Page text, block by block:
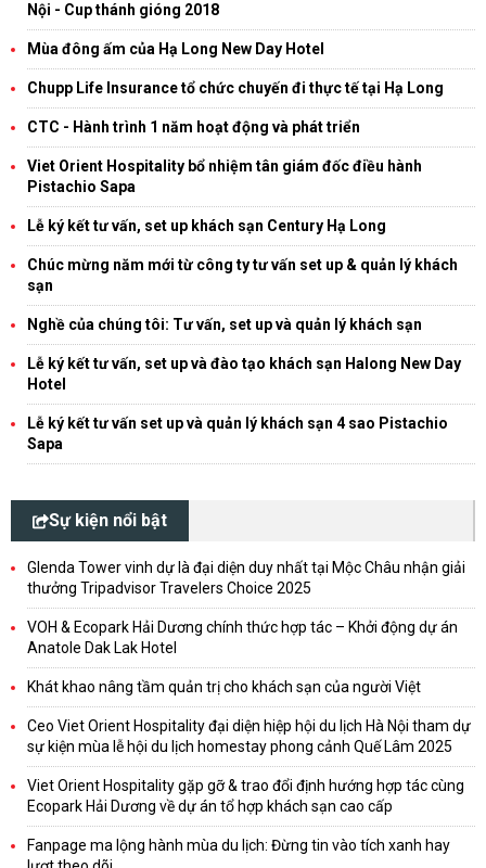
Nội - Cup thánh gióng 2018
Mùa đông ấm của Hạ Long New Day Hotel
Chupp Life Insurance tổ chức chuyến đi thực tế tại Hạ Long
CTC - Hành trình 1 năm hoạt động và phát triển
Viet Orient Hospitality bổ nhiệm tân giám đốc điều hành
Pistachio Sapa
Lễ ký kết tư vấn, set up khách sạn Century Hạ Long
Chúc mừng năm mới từ công ty tư vấn set up & quản lý khách
sạn
Nghề của chúng tôi: Tư vấn, set up và quản lý khách sạn
Lễ ký kết tư vấn, set up và đào tạo khách sạn Halong New Day
Hotel
Lễ ký kết tư vấn set up và quản lý khách sạn 4 sao Pistachio
Sapa
Sự kiện nổi bật
Glenda Tower vinh dự là đại diện duy nhất tại Mộc Châu nhận giải
thưởng Tripadvisor Travelers Choice 2025
VOH & Ecopark Hải Dương chính thức hợp tác – Khởi động dự án
Anatole Dak Lak Hotel
Khát khao nâng tầm quản trị cho khách sạn của người Việt
Ceo Viet Orient Hospitality đại diện hiệp hội du lịch Hà Nội tham dự
sự kiện mùa lễ hội du lịch homestay phong cảnh Quế Lâm 2025
Viet Orient Hospitality gặp gỡ & trao đổi định hướng hợp tác cùng
Ecopark Hải Dương về dự án tổ hợp khách sạn cao cấp
Fanpage ma lộng hành mùa du lịch: Đừng tin vào tích xanh hay